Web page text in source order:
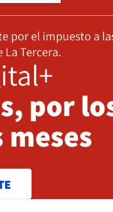
por el impuesto a
La Tercera.
por